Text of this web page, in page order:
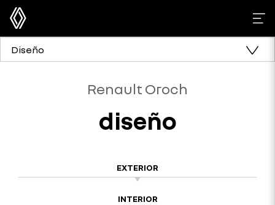
Diseño
Renault Oroch
diseño
EXTERIOR
INTERIOR